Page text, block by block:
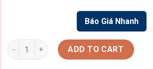
Báo Giá Nhanh
Kẹp Tiếp Địa Đồng - Kẹp Quả Trám quantity
ADD TO CART